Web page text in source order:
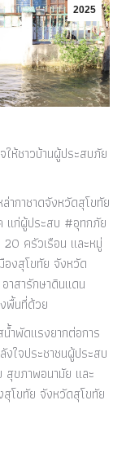
2025
ให้ชาวบ้านผู้ประสบภัย
ากาชาดจังหวัดสุโขทัย
แก่ผู้ประสบ #อุทกภัย
ครัวเรือน และหมู่
องสุโขทัย จังหวัด
าสารักษาดินแดน
พื้นที่ด้วย
ำพัดแรงยากต่อการ
งใจประชาชนผู้ประสบ
สุขภาพอนามัย และ
โขทัย จังหวัดสุโขทัย